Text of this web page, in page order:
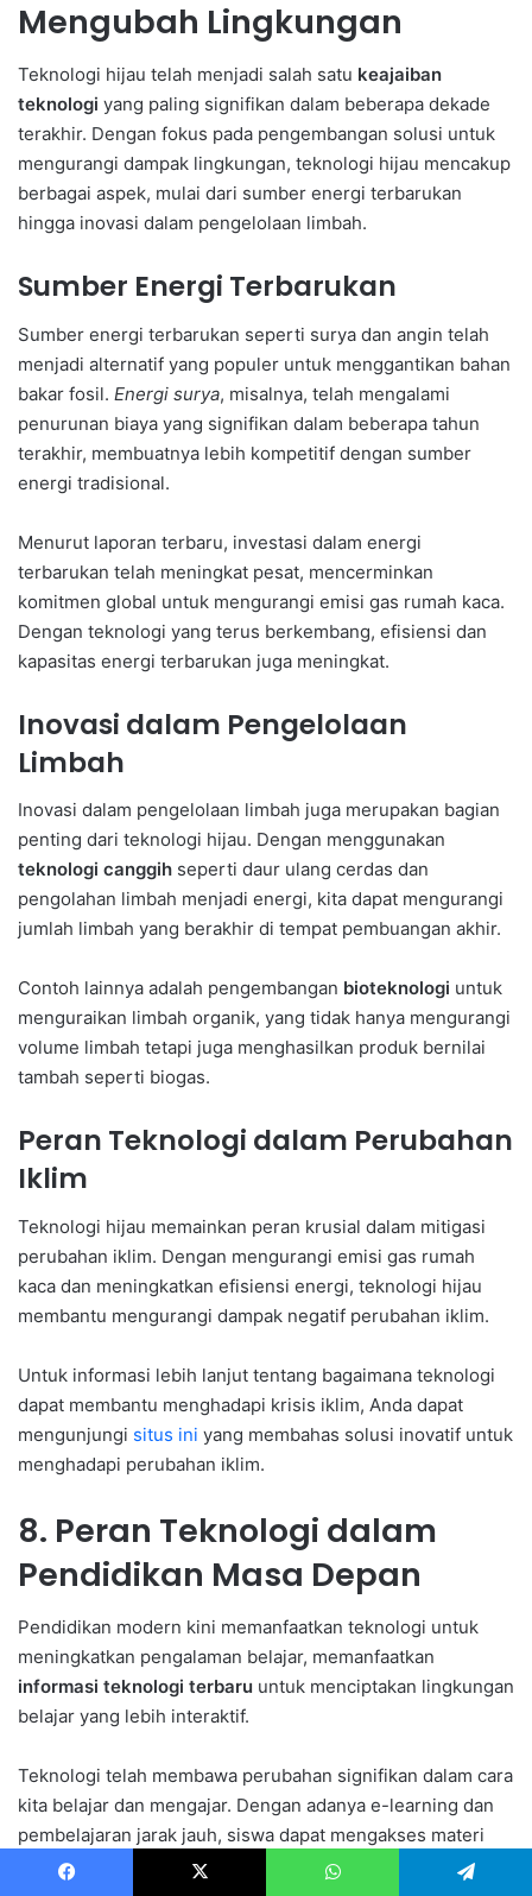
Mengubah Lingkungan
Teknologi hijau telah menjadi salah satu keajaiban
teknologi yang paling signifikan dalam beberapa dekade
terakhir. Dengan fokus pada pengembangan solusi untuk
mengurangi dampak lingkungan, teknologi hijau mencakup
berbagai aspek, mulai dari sumber energi terbarukan
hingga inovasi dalam pengelolaan limbah.
Sumber Energi Terbarukan
Sumber energi terbarukan seperti surya dan angin telah
menjadi alternatif yang populer untuk menggantikan bahan
bakar fosil. Energi surya, misalnya, telah mengalami
penurunan biaya yang signifikan dalam beberapa tahun
terakhir, membuatnya lebih kompetitif dengan sumber
energi tradisional.
Menurut laporan terbaru, investasi dalam energi
terbarukan telah meningkat pesat, mencerminkan
komitmen global untuk mengurangi emisi gas rumah kaca.
Dengan teknologi yang terus berkembang, efisiensi dan
kapasitas energi terbarukan juga meningkat.
Inovasi dalam Pengelolaan
Limbah
Inovasi dalam pengelolaan limbah juga merupakan bagian
penting dari teknologi hijau. Dengan menggunakan
teknologi canggih seperti daur ulang cerdas dan
pengolahan limbah menjadi energi, kita dapat mengurangi
jumlah limbah yang berakhir di tempat pembuangan akhir.
Contoh lainnya adalah pengembangan bioteknologi untuk
menguraikan limbah organik, yang tidak hanya mengurangi
volume limbah tetapi juga menghasilkan produk bernilai
tambah seperti biogas.
Peran Teknologi dalam Perubahan
Iklim
Teknologi hijau memainkan peran krusial dalam mitigasi
perubahan iklim. Dengan mengurangi emisi gas rumah
kaca dan meningkatkan efisiensi energi, teknologi hijau
membantu mengurangi dampak negatif perubahan iklim.
Untuk informasi lebih lanjut tentang bagaimana teknologi
dapat membantu menghadapi krisis iklim, Anda dapat
mengunjungi situs ini yang membahas solusi inovatif untuk
menghadapi perubahan iklim.
8. Peran Teknologi dalam
Pendidikan Masa Depan
Pendidikan modern kini memanfaatkan teknologi untuk
meningkatkan pengalaman belajar, memanfaatkan
informasi teknologi terbaru untuk menciptakan lingkungan
belajar yang lebih interaktif.
Teknologi telah membawa perubahan signifikan dalam cara
kita belajar dan mengajar. Dengan adanya e-learning dan
pembelajaran jarak jauh, siswa dapat mengakses materi
pendidikan dari mana saja.